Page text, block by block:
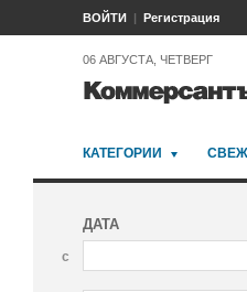
ВОЙТИ Регистрация
06 АВГУСТА, ЧЕТВЕРГ
КАТЕГОРИИ
ДАТА
с